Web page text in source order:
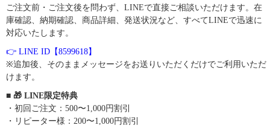
ご注文前・ご注文後を問わず、LINEで直接ご相談いただけます。在
庫確認、納期確認、商品詳細、発送状況など、すべてLINEで迅速に
対応いたします。
👉 LINE ID【8599618】
※追加後、そのままメッセージをお送りいただくだけでご利用いただ
けます。
■ 🎁 LINE限定特典
・初回ご注文：500〜1,000円割引
・リピーター様：200〜1,000円割引